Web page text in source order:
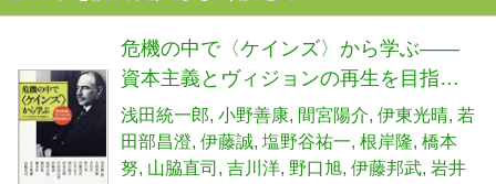
危機の中で〈ケインズ〉から学ぶ――
資本主義とヴィジョンの再生を目指し
て
浅田統一郎 小野善康 間宮陽介 伊東光晴 若
田部昌澄 伊藤誠 塩野谷祐一 根岸隆 橋本
努 山脇直司 吉川洋 野口旭 伊藤邦武 岩井